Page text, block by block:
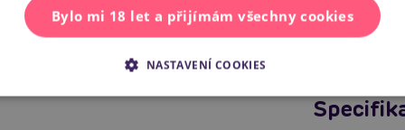
Bylo mi 18 let a přijímám všechny cookies
NASTAVENÍ COOKIES